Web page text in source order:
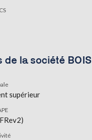
de la société BOIS
supérieur